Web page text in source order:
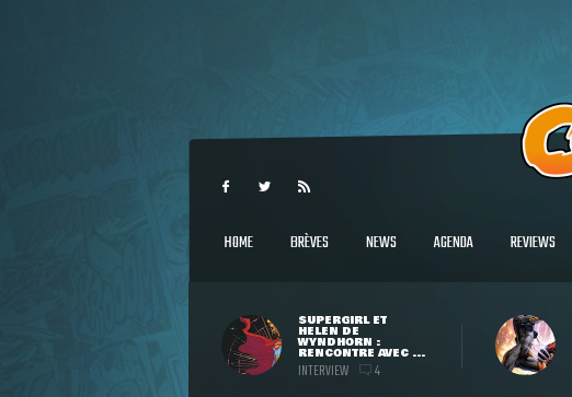
HOME BRÈVES NEWS AGENDA REVIEWS
SUPERGIRL ET
HELEN DE
WYNDHORN :
RENCONTRE AVEC ...
INTERVIEW 4